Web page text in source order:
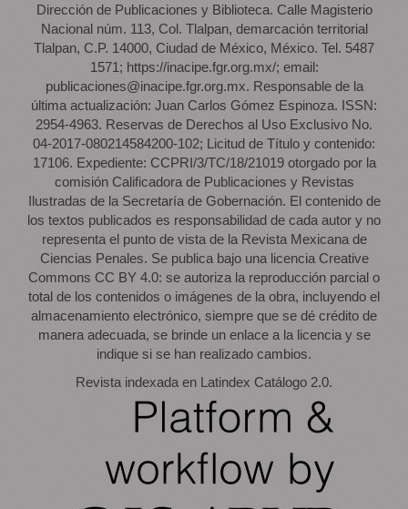
Dirección de Publicaciones y Biblioteca. Calle Magisterio
Nacional núm. 113, Col. Tlalpan, demarcación territorial
Tlalpan, C.P. 14000, Ciudad de México, México. Tel. 5487
1571; https://inacipe.fgr.org.mx/; email:
publicaciones@inacipe.fgr.org.mx. Responsable de la
última actualización: Juan Carlos Gómez Espinoza. ISSN:
2954-4963. Reservas de Derechos al Uso Exclusivo No.
04-2017-080214584200-102; Licitud de Título y contenido:
17106. Expediente: CCPRI/3/TC/18/21019 otorgado por la
comisión Calificadora de Publicaciones y Revistas
Ilustradas de la Secretaría de Gobernación. El contenido de
los textos publicados es responsabilidad de cada autor y no
representa el punto de vista de la Revista Mexicana de
Ciencias Penales. Se publica bajo una licencia Creative
Commons CC BY 4.0: se autoriza la reproducción parcial o
total de los contenidos o imágenes de la obra, incluyendo el
almacenamiento electrónico, siempre que se dé crédito de
manera adecuada, se brinde un enlace a la licencia y se
indique si se han realizado cambios.
Revista indexada en Latindex Catálogo 2.0.